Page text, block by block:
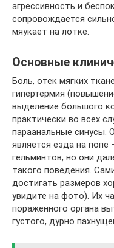
агрессивность и
сопровождается
мяукает на лотке.
Основные
Боль, отек мягких
гипертермия
выделение большого
практически во всех
параанальные синусы.
является езда на попе
гельминтов, но они
такого поведения.
достигать размеров
увидите на фото). Их
пораженного органа
густого, дурно